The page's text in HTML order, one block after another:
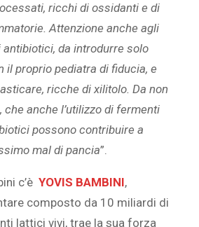
ricchi di ossidanti e di
Attenzione anche agli
antibiotici, da introdurre solo
il proprio pediatra di fiducia, e
ricche di xilitolo. Da non
anche l’utilizzo di fermenti
possono contribuire a
mal di pancia”.
c’è YOVIS BAMBINI,
composto da 10 miliardi di
lattici vivi, trae la sua forza